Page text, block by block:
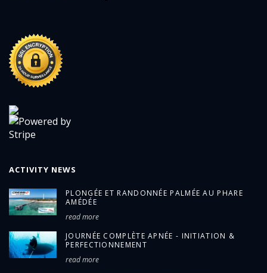
ACTIVITY NEWS
PLONGÉE ET RANDONNÉE PALMÉE AU PHARE
AMÉDÉE
read more
JOURNÉE COMPLÈTE APNÉE - INITIATION &
PERFECTIONNEMENT
read more